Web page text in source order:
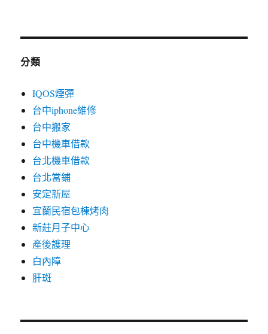
分類
IQOS煙彈
台中iphone維修
台中搬家
台中機車借款
台北機車借款
台北當鋪
安定新屋
宜蘭民宿包棟烤肉
新莊月子中心
產後護理
白內障
肝斑